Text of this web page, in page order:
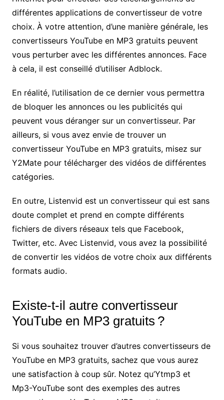
différentes applications de convertisseur de votre
choix. À votre attention, d’une manière générale, les
convertisseurs YouTube en MP3 gratuits peuvent
vous perturber avec les différentes annonces. Face
à cela, il est conseillé d’utiliser Adblock.
En réalité, l’utilisation de ce dernier vous permettra
de bloquer les annonces ou les publicités qui
peuvent vous déranger sur un convertisseur. Par
ailleurs, si vous avez envie de trouver un
convertisseur YouTube en MP3 gratuits, misez sur
Y2Mate pour télécharger des vidéos de différentes
catégories.
En outre, Listenvid est un convertisseur qui est sans
doute complet et prend en compte différents
fichiers de divers réseaux tels que Facebook,
Twitter, etc. Avec Listenvid, vous avez la possibilité
de convertir les vidéos de votre choix aux différents
formats audio.
Existe-t-il autre convertisseur
YouTube en MP3 gratuits ?
Si vous souhaitez trouver d’autres convertisseurs de
YouTube en MP3 gratuits, sachez que vous aurez
une satisfaction à coup sûr. Notez qu’Ytmp3 et
Mp3-YouTube sont des exemples des autres